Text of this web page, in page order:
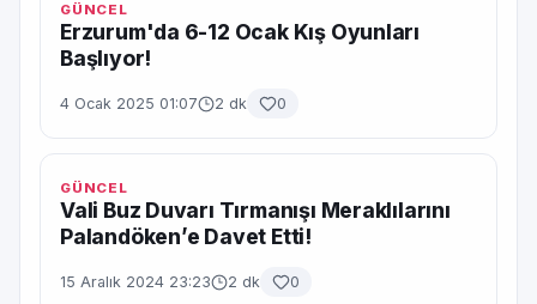
GÜNCEL
Erzurum'da 6-12 Ocak Kış Oyunları
Başlıyor!
4 Ocak 2025 01:07 2 dk 0
GÜNCEL
Vali Buz Duvarı Tırmanışı Meraklılarını
Palandöken’e Davet Etti!
15 Aralık 2024 23:23 2 dk 0